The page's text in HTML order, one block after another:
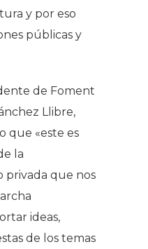
y por eso
públicas y
de Foment
Llibre,
que «este es
la
privada que nos
ideas,
de los temas